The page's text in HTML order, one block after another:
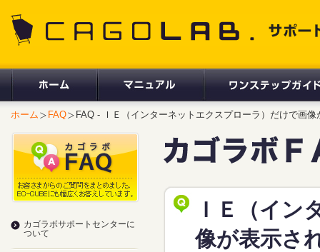
ホーム FAQ FAQ - ＩＥ（インターネットエクスプローラ）だけで画
ＩＥ（イン
像が表示さ
カゴラボサポートセンターに
ついて